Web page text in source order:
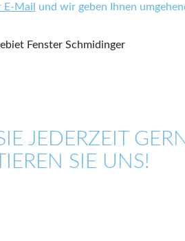
E-Mail und wir geben Ihnen
JEDERZEIT
SIE UNS!